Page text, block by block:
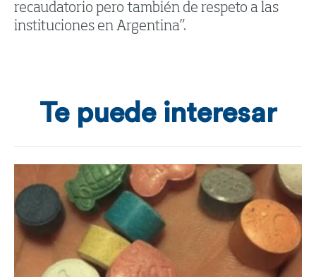
recaudatorio pero también de respeto a las
instituciones en Argentina”.
Te puede interesar